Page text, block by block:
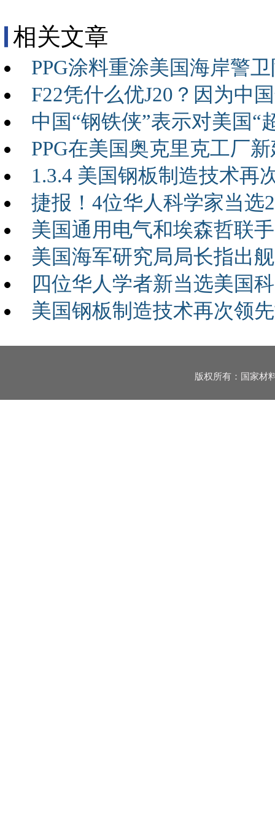
相关文章
PPG涂料重涂美国海岸警
F22凭什么优J20？因为中
中国“钢铁侠”表示对美国“
PPG在美国奥克里克工厂
1.3.4 美国钢板制造技术
捷报！4位华人科学家当选
美国通用电气和埃森哲联
美国海军研究局局长指出
四位华人学者新当选美国
美国钢板制造技术再次领
版权所有：国家材